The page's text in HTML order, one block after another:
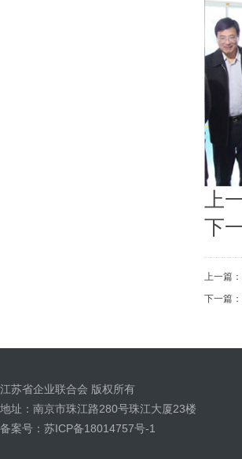
上
下
上一篇：
下一篇：
江苏省企业联合会 版权所有
地址：南京市珠江路280号珠江大厦23楼
备案号：苏ICP备18014757号-1